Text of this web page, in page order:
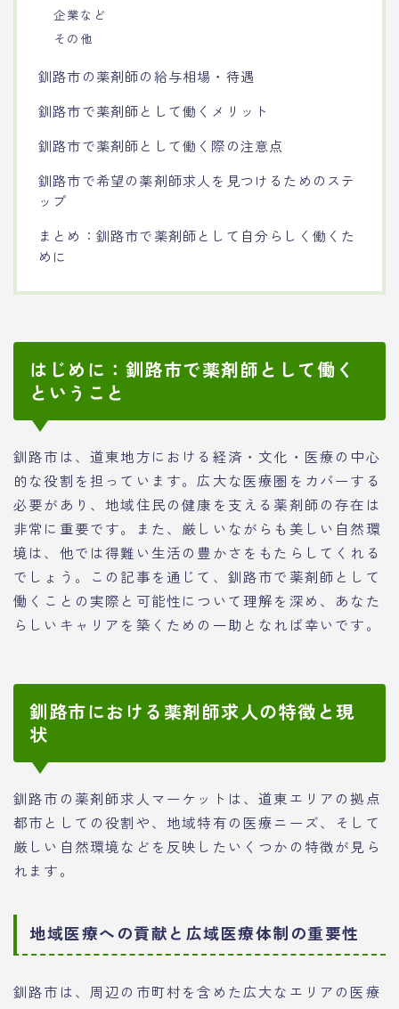
企業など
その他
釧路市の薬剤師の給与相場・待遇
釧路市で薬剤師として働くメリット
釧路市で薬剤師として働く際の注意点
釧路市で希望の薬剤師求人を見つけるためのステ
ップ
まとめ：釧路市で薬剤師として自分らしく働くた
めに
はじめに：釧路市で薬剤師として働く
ということ
釧路市は、道東地方における経済・文化・医療の中心
的な役割を担っています。広大な医療圏をカバーする
必要があり、地域住民の健康を支える薬剤師の存在は
非常に重要です。また、厳しいながらも美しい自然環
境は、他では得難い生活の豊かさをもたらしてくれる
でしょう。この記事を通じて、釧路市で薬剤師として
働くことの実際と可能性について理解を深め、あなた
らしいキャリアを築くための一助となれば幸いです。
釧路市における薬剤師求人の特徴と現
状
釧路市の薬剤師求人マーケットは、道東エリアの拠点
都市としての役割や、地域特有の医療ニーズ、そして
厳しい自然環境などを反映したいくつかの特徴が見ら
れます。
地域医療への貢献と広域医療体制の重要性
釧路市は、周辺の市町村を含めた広大なエリアの医療